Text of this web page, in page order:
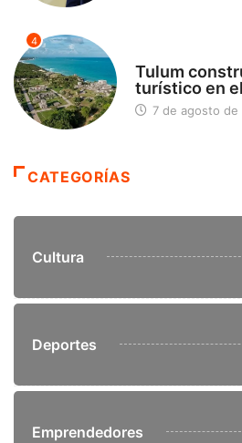
4
Tulum
turístico en
7 de agosto de
CATEGORÍAS
Cultura
Deportes
Emprendedores